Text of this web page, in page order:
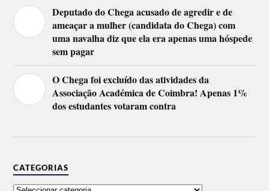
Deputado do Chega acusado de agredir e de
ameaçar a mulher (candidata do Chega) com
uma navalha diz que ela era apenas uma hóspede
sem pagar
O Chega foi excluído das atividades da
Associação Académica de Coimbra! Apenas 1%
dos estudantes votaram contra
CATEGORIAS